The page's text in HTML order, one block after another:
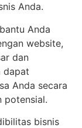
Anda.
Anda
website,
dan
dapat
Anda secara
potensial.
bisnis